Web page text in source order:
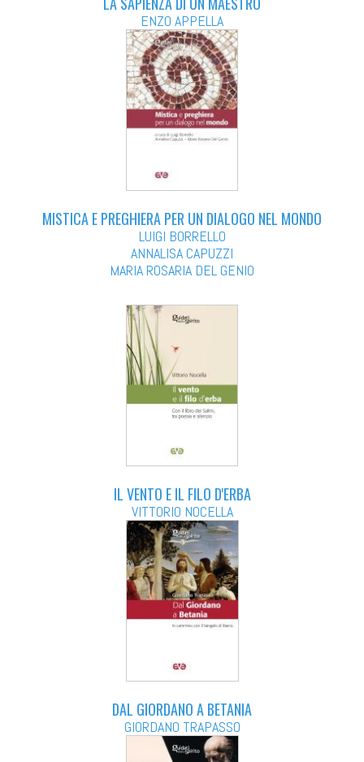
ENZO APPELLA
MISTICA E PREGHIERA PER UN DIALOGO NEL MONDO
LUIGI BORRELLO
ANNALISA CAPUZZI
MARIA ROSARIA DEL GENIO
IL VENTO E IL FILO D'ERBA
VITTORIO NOCELLA
DAL GIORDANO A BETANIA
GIORDANO TRAPASSO